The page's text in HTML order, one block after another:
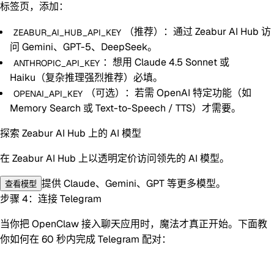
标签页，添加：
ZEABUR_AI_HUB_API_KEY
（推荐）：通过 Zeabur AI Hub 访
问 Gemini、GPT-5、DeepSeek。
ANTHROPIC_API_KEY ：想用 Claude 4.5 Sonnet 或
Haiku（复杂推理强烈推荐）必填。
OPENAI_API_KEY
（可选）：若需 OpenAI 特定功能（如
Memory Search 或 Text-to-Speech / TTS）才需要。
探索 Zeabur AI Hub 上的 AI 模型
在 Zeabur AI Hub 上以透明定价访问领先的 AI 模型。
查看模型 提供 Claude、Gemini、GPT 等更多模型。
步骤 4：连接 Telegram
当你把 OpenClaw 接入聊天应用时，魔法才真正开始。下面教
你如何在 60 秒内完成Telegram 配对：